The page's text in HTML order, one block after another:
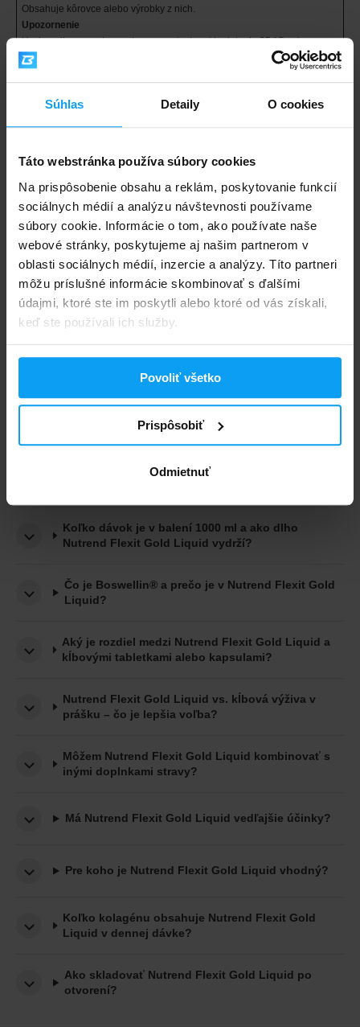
Súhlas Detaily O cookies
Táto webstránka používa súbory cookies
Na prispôsobenie obsahu a reklám, poskytovanie funkcií
sociálnych médií a analýzu návštevnosti používame
súbory cookie. Informácie o tom, ako používate naše
webové stránky, poskytujeme aj našim partnerom v
oblasti sociálnych médií, inzercie a analýzy. Títo partneri
môžu príslušné informácie skombinovať s ďalšími
údajmi, ktoré ste im poskytli alebo ktoré od vás získali,
keď ste používali ich služby.
Povoliť všetko
Prispôsobiť
Odmietnuť
Obsahuje kôrovce alebo výrobky z nich.
Upozornenie
Uschovajte na suchom a tmavom mieste pri teplote do 25 °C, mimo
dosahu malých detí. Nevhodné pre deti, pre tehotné ženy, pre dojčiace
ženy. Ustanovená odporúčaná denná dávka sa nesmie presiahnuť.
Výživové doplnky sa nesmú používať ako náhrada rozmanitej stravy.
Často kladené otázky (FAQ)
Čo je Nutrend Flexit Gold Liquid a na čo slúži?
Ako dávkovať Nutrend Flexit Gold Liquid?
Kedy užívať Nutrend Flexit Gold Liquid – ráno
alebo večer?
Za ako dlho uvidím výsledky pri užívaní Nutrend
Flexit Gold Liquid?
Je Nutrend Flexit Gold Liquid vhodný pre vegánov
alebo vegetariánov?
Obsahuje Nutrend Flexit Gold Liquid alergény?
Koľko dávok je v balení 1000 ml a ako dlho
Nutrend Flexit Gold Liquid vydrží?
Čo je Boswellin® a prečo je v Nutrend Flexit Gold
Liquid?
Aký je rozdiel medzi Nutrend Flexit Gold Liquid a
kĺbovými tabletkami alebo kapsulami?
Nutrend Flexit Gold Liquid vs. kĺbová výživa v
prášku – čo je lepšia voľba?
Môžem Nutrend Flexit Gold Liquid kombinovať s
inými doplnkami stravy?
Má Nutrend Flexit Gold Liquid vedľajšie účinky?
Pre koho je Nutrend Flexit Gold Liquid vhodný?
Koľko kolagénu obsahuje Nutrend Flexit Gold
Liquid v dennej dávke?
Ako skladovať Nutrend Flexit Gold Liquid po
otvorení?